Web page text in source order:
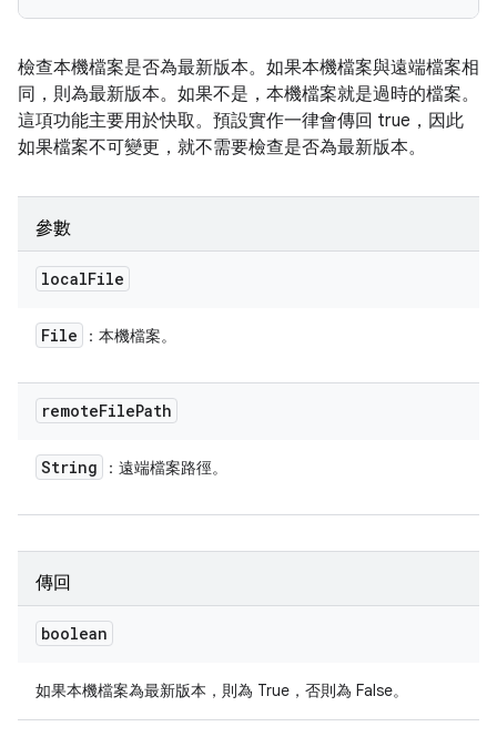
檢查本機檔案是否為最新版本。如果本機檔案與遠端檔案相
同，則為最新版本。如果不是，本機檔案就是過時的檔案。
這項功能主要用於快取。預設實作一律會傳回 true，因此
如果檔案不可變更，就不需要檢查是否為最新版本。
參數
localFile
File ：本機檔案。
remoteFilePath
String ：遠端檔案路徑。
傳回
boolean
如果本機檔案為最新版本，則為 True，否則為 False。